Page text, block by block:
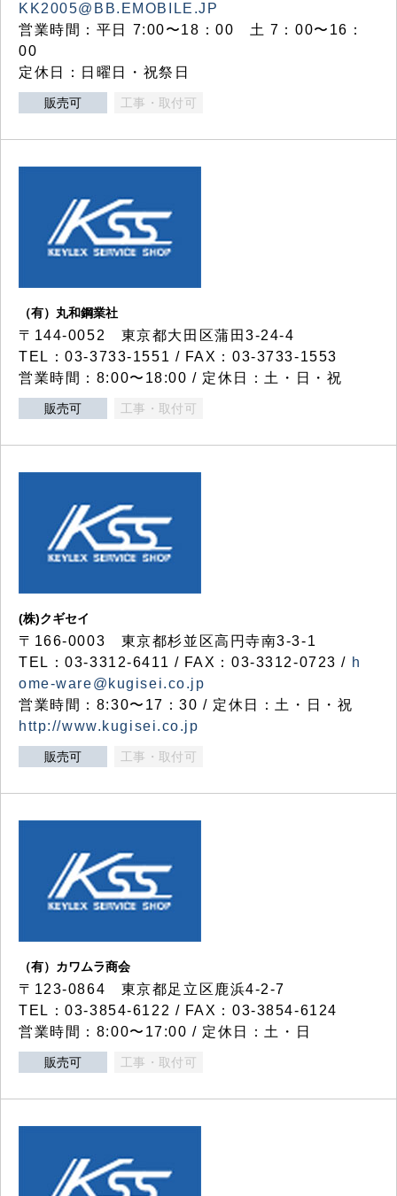
KK2005@BB.EMOBILE.JP
営業時間：平日 7:00〜18：00 土 7：00〜16：
00
定休日：日曜日・祝祭日
販売可 工事・取付可
（有）丸和鋼業社
〒144-0052 東京都大田区蒲田3-24-4
TEL：03-3733-1551 / FAX：03-3733-1553
営業時間：8:00〜18:00 / 定休日：土・日・祝
販売可 工事・取付可
(株)クギセイ
〒166-0003 東京都杉並区高円寺南3-3-1
TEL：03-3312-6411 / FAX：03-3312-0723 / h
ome-ware@kugisei.co.jp
営業時間：8:30〜17：30 / 定休日：土・日・祝
http://www.kugisei.co.jp
販売可 工事・取付可
（有）カワムラ商会
〒123-0864 東京都足立区鹿浜4-2-7
TEL：03-3854-6122 / FAX：03-3854-6124
営業時間：8:00〜17:00 / 定休日：土・日
販売可 工事・取付可